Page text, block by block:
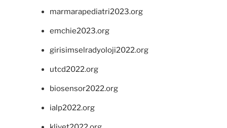
marmarapediatri2023.org
emchie2023.org
girisimselradyoloji2022.org
utcd2022.org
biosensor2022.org
ialp2022.org